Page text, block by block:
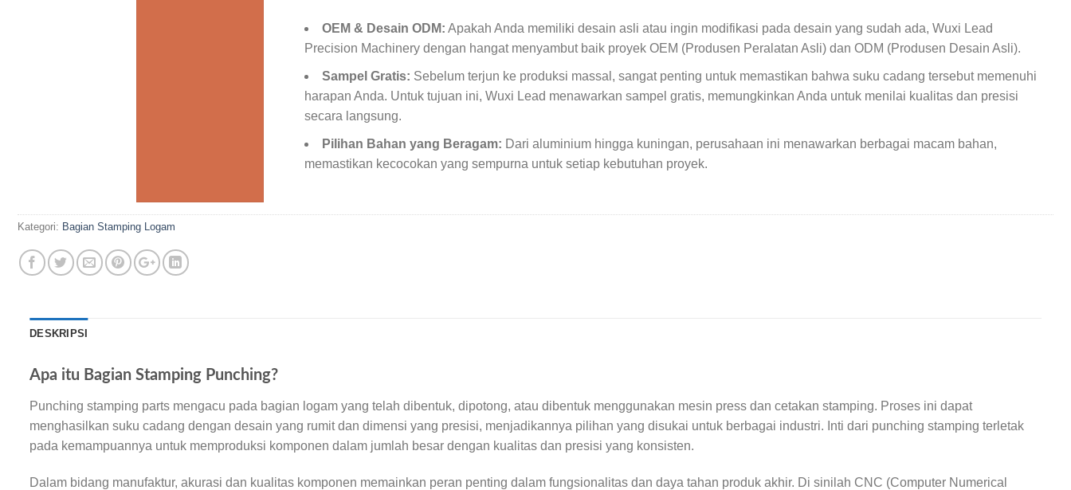
OEM & Desain ODM: Apakah Anda memiliki desain asli atau ingin modifikasi pada desain yang sudah ada, Wuxi Lead
Precision Machinery dengan hangat menyambut baik proyek OEM (Produsen Peralatan Asli) dan ODM (Produsen Desain Asli).
Sampel Gratis: Sebelum terjun ke produksi massal, sangat penting untuk memastikan bahwa suku cadang tersebut memenuhi
harapan Anda. Untuk tujuan ini, Wuxi Lead menawarkan sampel gratis, memungkinkan Anda untuk menilai kualitas dan presisi
secara langsung.
Pilihan Bahan yang Beragam: Dari aluminium hingga kuningan, perusahaan ini menawarkan berbagai macam bahan,
memastikan kecocokan yang sempurna untuk setiap kebutuhan proyek.
Kategori: Bagian Stamping Logam
DESKRIPSI
Apa itu Bagian Stamping Punching?
Punching stamping parts mengacu pada bagian logam yang telah dibentuk, dipotong, atau dibentuk menggunakan mesin press dan cetakan stamping. Proses ini dapat
menghasilkan suku cadang dengan desain yang rumit dan dimensi yang presisi, menjadikannya pilihan yang disukai untuk berbagai industri. Inti dari punching stamping terletak
pada kemampuannya untuk memproduksi komponen dalam jumlah besar dengan kualitas dan presisi yang konsisten.
Dalam bidang manufaktur, akurasi dan kualitas komponen memainkan peran penting dalam fungsionalitas dan daya tahan produk akhir. Di sinilah CNC (Computer Numerical